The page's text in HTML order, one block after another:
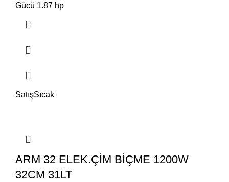
Gücü 1.87 hp
SatışSıcak
ARM 32 ELEK.ÇİM BİÇME 1200W
32CM 31LT